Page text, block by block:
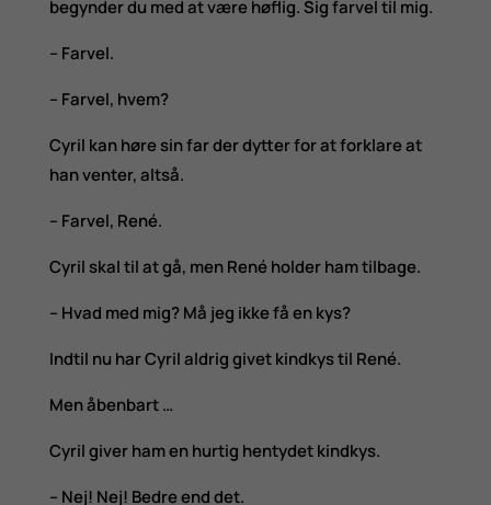
begynder du med at være høflig. Sig farvel til mig.
– Farvel.
– Farvel, hvem?
Cyril kan høre sin far der dytter for at forklare at
han venter, altså.
– Farvel, René.
Cyril skal til at gå, men René holder ham tilbage.
– Hvad med mig? Må jeg ikke få en kys?
Indtil nu har Cyril aldrig givet kindkys til René.
Men åbenbart …
Cyril giver ham en hurtig hentydet kindkys.
– Nej! Nej! Bedre end det.